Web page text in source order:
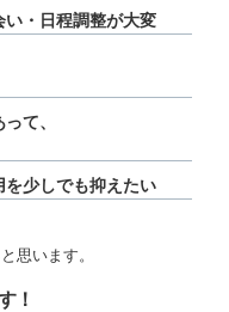
・日程調整が大変
て、
を少しでも抑えたい
思います。
！